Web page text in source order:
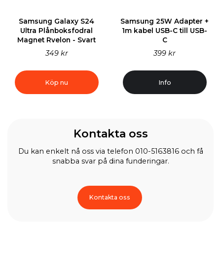
Samsung Galaxy S24
Ultra Plånboksfodral
Magnet Rvelon - Svart
349 kr
Köp nu
Samsung 25W Adapter +
1m kabel USB-C till USB-
C
399 kr
Info
Kontakta oss
Du kan enkelt nå oss via telefon 010-5163816 och få
snabba svar på dina funderingar.
Kontakta oss